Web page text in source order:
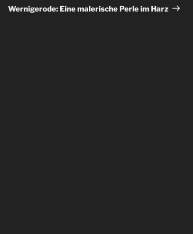
Beitrag
Wernigerode: Eine malerische Perle im Harz